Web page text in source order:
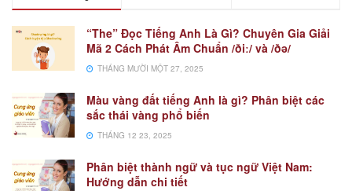
“The” Đọc Tiếng Anh Là Gì? Chuyên Gia Giải
Mã 2 Cách Phát Âm Chuẩn /ðiː/ và /ðə/
THÁNG MƯỜI MỘT 27, 2025
Màu vàng đất tiếng Anh là gì? Phân biệt các
sắc thái vàng phổ biến
THÁNG 12 23, 2025
Phân biệt thành ngữ và tục ngữ Việt Nam:
Hướng dẫn chi tiết